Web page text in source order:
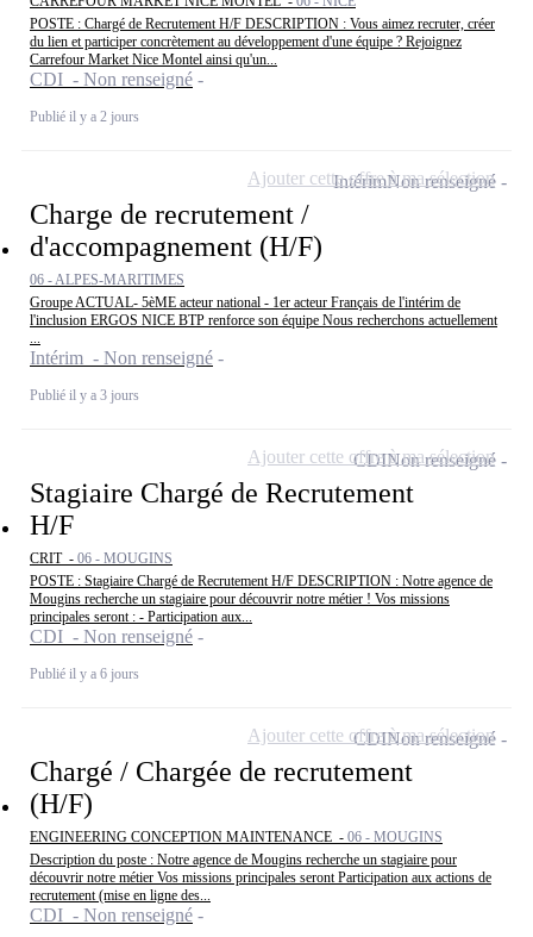
POSTE : Chargé de Recrutement H/F DESCRIPTION : Vous aimez recruter, créer
du lien et participer concrètement au développement d'une équipe ? Rejoignez
Carrefour Market Nice Montel ainsi qu'un...
CDI - Non renseigné
Publié il y a 2 jours
Charge de recrutement /
d'accompagnement (H/F)
06 - ALPES-MARITIMES
Groupe ACTUAL- 5èME acteur national - 1er acteur Français de l'intérim de
l'inclusion ERGOS NICE BTP renforce son équipe Nous recherchons actuellement
...
Intérim - Non renseigné
Publié il y a 3 jours
IntérimNon renseigné
Ajouter cette offre à ma sélection
Stagiaire Chargé de Recrutement
H/F
CRIT - 06 - MOUGINS
POSTE : Stagiaire Chargé de Recrutement H/F DESCRIPTION : Notre agence de
Mougins recherche un stagiaire pour découvrir notre métier ! Vos missions
principales seront : - Participation aux...
CDI - Non renseigné
Publié il y a 6 jours
CDINon renseigné
Ajouter cette offre à ma sélection
Chargé / Chargée de recrutement
(H/F)
ENGINEERING CONCEPTION MAINTENANCE - 06 - MOUGINS
Description du poste : Notre agence de Mougins recherche un stagiaire pour
découvrir notre métier Vos missions principales seront Participation aux actions de
recrutement (mise en ligne des...
CDI - Non renseigné
CDINon renseigné
Ajouter cette offre à ma sélection